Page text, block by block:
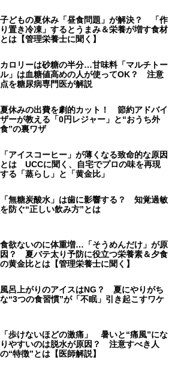
子どもの夏休み「昼食問題」が解決？ 「作
り置き冷凍」するとうまみ＆栄養が増す食材
とは【管理栄養士に聞く】
カロリーは砂糖の半分…甘味料「マルチトー
ル」は血糖値高めの人が使ってOK？ 注意
点を糖尿病専門医が解説
夏休みの出費を劇的カット！ 節約アドバイ
ザーが教える「0円レジャー」と“おうち外
食”の裏ワザ
「アイスコーヒー」が薄くなる致命的な原因
とは UCCに聞く、自宅でプロの味を再現
する「蒸らし」と「黄金比」
「無糖炭酸水」は歯に影響する？ 知覚過敏
を防ぐ“正しい飲み方”とは
食欲ないのに体重増…「そうめんだけ」が原
因？ 夏バテ太り予防に役立つ栄養素＆夕食
の黄金比とは【管理栄養士に聞く】
風呂上がりのアイスはNG？ 夏にやりがち
な“3つの食習慣”が「不眠」引き起こすワケ
「歩けないほどの激痛」 暑いと“痛風”にな
りやすいのは脱水が原因？ 注意すべき人
の“特徴”とは【医師解説】